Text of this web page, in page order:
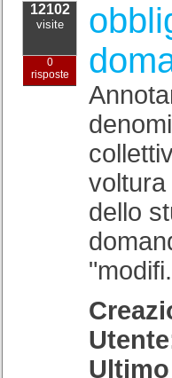
12102
visite
0
risposte
voltura
dello